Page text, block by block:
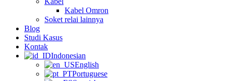
Kabel Omron
Soket relai lainnya
Blog
Studi Kasus
Kontak
Indonesian
English
Portuguese